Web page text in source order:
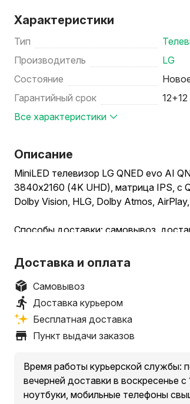
Характеристики
Тип
Производитель
LG
Состояние
Гарантийный срок
Все характеристики
Описание
MiniLED телевизор LG QNED evo AI
3840x2160 (4K UHD), матрица IPS, с
Dolby Vision, HLG, Dolby Atmos,
Способы доставки: самовывоз,
Условия самовывоза: стоимость –
Пункты выдачи заказов:
1. Минск, пр. Независимости, 185, оф.
2. Минский р-н, Новодворский с/, 40/
3. Минск, ул. Притыцкого, 23А, ТЦ
4. Минск, ул. Денисовская, 37, в торце
* есть ограничения по категории
уточняйте у менеджера при
Доставка и оплата
Самовывоз
Доставка курьером
Бесплатная доставка
Пункт выдачи заказов
Время работы курьерской службы:
вечерней доставки в воскресенье
ноутбуки, мобильные телефоны